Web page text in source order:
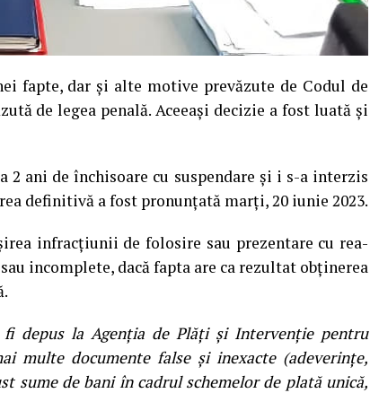
fapte, dar și alte motive prevăzute de Codul de
de legea penală. Aceeași decizie a fost luată și
2 ani de închisoare cu suspendare și i s-a interzis
definitivă a fost pronunțată marți, 20 iunie 2023.
infracţiunii de folosire sau prezentare cu rea-
incomplete, dacă fapta are ca rezultat obţinerea
fi depus la Agenţia de Plăţi şi Intervenţie pentru
multe documente false şi inexacte (adeverinţe,
sume de bani în cadrul schemelor de plată unică,